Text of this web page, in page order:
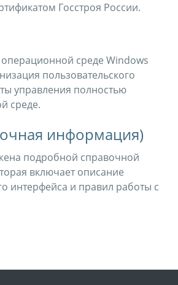
Госстроя России.
среде Windows
пользовательского
управления полностью
среде.
информация)
подробной справочной
включает описание
интерфейса и правил работы с